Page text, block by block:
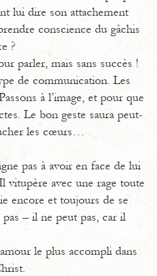
lui dire son attachement
conscience du gâchis
?
parler, mais sans succès !
de communication. Les
à l’image, et pour que
Le bon geste saura peut-
les cœurs…
pas à avoir en face de lui
vitupère avec une rage toute
encore et toujours de se
– il ne peut pas, car il
le plus accompli dans